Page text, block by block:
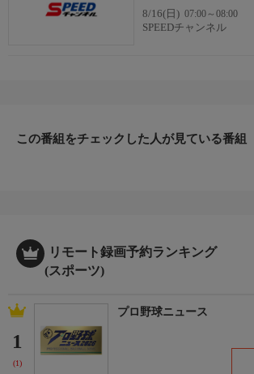
8/16(日) 07:00～08:00
SPEEDチャンネル
この番組をチェックした人が見ている番組
リモート録画予約ランキング
(スポーツ)
1
(1)
プロ野球ニュース